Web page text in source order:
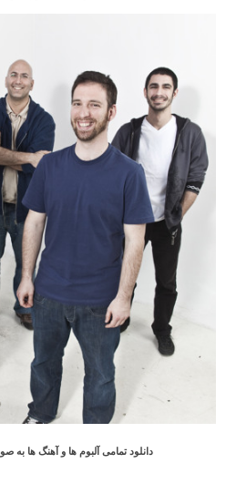
دانلود تمامی آلبوم ها و آهنگ ها به